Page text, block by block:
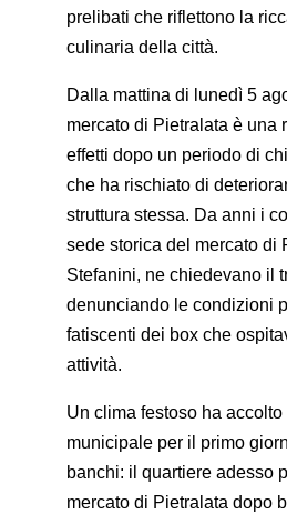
prelibati che riflettono la
culinaria della città.
Dalla mattina di lunedì 5
mercato di Pietralata è una
effetti dopo un periodo di
che ha rischiato di
struttura stessa. Da anni i
sede storica del mercato di
Stefanini, ne chiedevano il
denunciando le condizioni
fatiscenti dei box che
attività.
Un clima festoso ha
municipale per il primo
banchi: il quartiere adesso
mercato di Pietralata dopo